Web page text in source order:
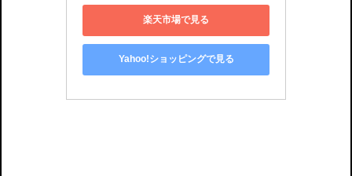
楽天市場で見る
Yahoo!ショッピングで見る